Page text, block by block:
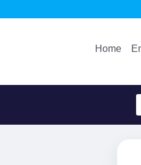
Home